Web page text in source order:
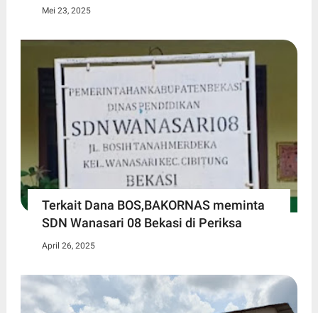
Mei 23, 2025
Terkait Dana BOS,BAKORNAS meminta
SDN Wanasari 08 Bekasi di Periksa
April 26, 2025